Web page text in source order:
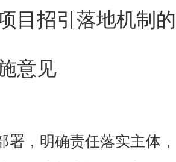
目招引落地机制的
意见
署， 明确责任落实主体，